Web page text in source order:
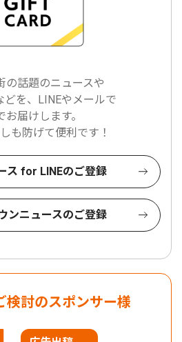
の話題のニュースや
どを、LINEやメールで
お届けします。
も防げて便利です！
ス for LINEのご登録
ンニュースのご登録
検討のスポンサー様